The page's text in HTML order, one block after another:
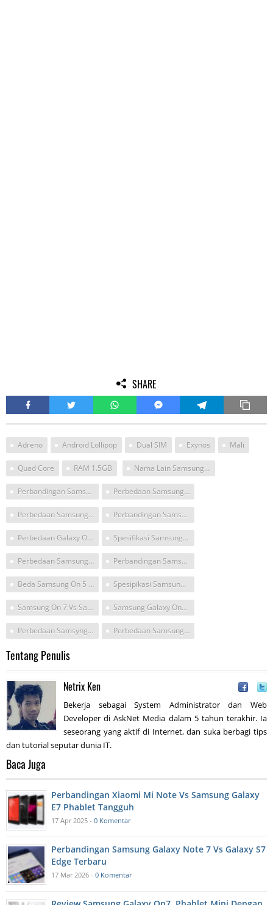
SHARE
Adreno Android Lollipop Dual SIM Exynos Mali
Quad Core RAM 1.5GB Nama Lain Samsung Z7
Perbandingan Samsung On5 Dan On7 Perbedaan Samsung On7 Dan On5
Perbedaan Samsung On 5 Dan On 7 Perbandingan Samsung.on 2 On 7
Perbedaan Galaxy On7 Dan On5 Spesifikasi Samsung Galaxy On7
Perbedaan Samsung Galaxy On5 Dab On7 Perbandingan Samsung Galaxy On5 Dan Samsung Galaxy On7
Beda Samsung On 5 Dan On 7 Spesipikasi Samsung On 7
Samsung On 7 Vs Samsung Galaxy On 5 Samsung Galaxy On5 Vs On7
Perbedaan Samsyng Galaxy On 5 Dan On 7 Perbedaan Samsung Galaxy On5 Dan On7
Tentang Penulis
Netrix Ken
Bekerja sebagai System Administrator dan Web
Developer di AskNet Media dalam 5 tahun terakhir. Ia
seseorang yang aktif di Internet, dan suka berbagi tips
dan tutorial seputar dunia IT.
Baca Juga
Perbandingan Xiaomi Mi Note Vs Samsung Galaxy
E7 Phablet Tangguh
17 Apr 2025 - 0 Komentar
Perbandingan Samsung Galaxy Note 7 Vs Galaxy S7
Edge Terbaru
17 Mar 2026 - 0 Komentar